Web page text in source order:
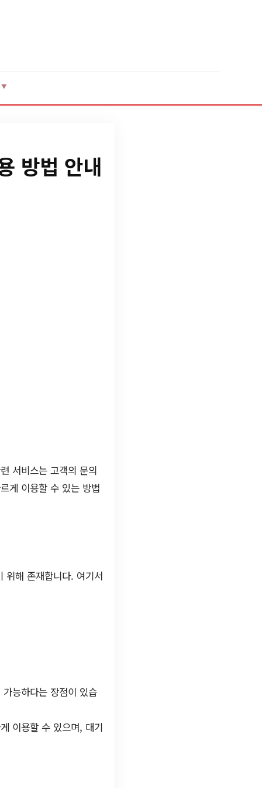
▼
방법 안내
서비스는 고객의 문의
게 이용할 수 있는 방법
위해 존재합니다. 여기서
능하다는 장점이 있습
이용할 수 있으며, 대기